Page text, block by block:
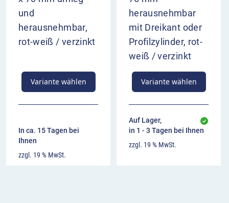
und
herausnehmbar,
rot-weiß / verzinkt
Variante wählen
In ca. 15 Tagen bei
Ihnen
zzgl. 19 % MwSt.
herausnehmbar
mit Dreikant oder
Profilzylinder, rot-
weiß / verzinkt
Variante wählen
Auf Lager,
in 1 - 3 Tagen bei Ihnen
zzgl. 19 % MwSt.